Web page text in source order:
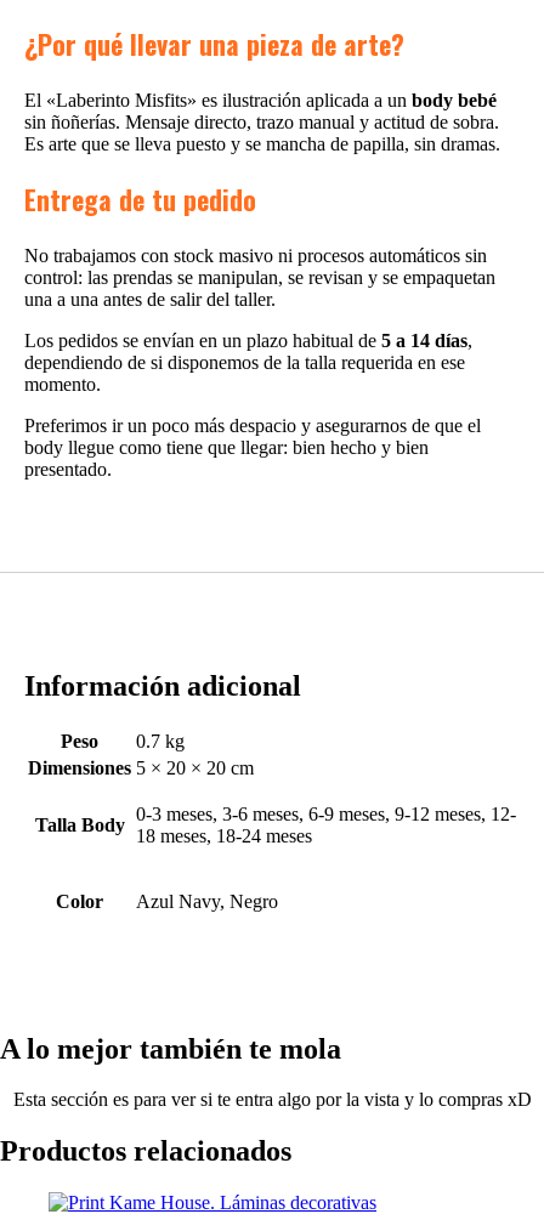
¿Por qué llevar una pieza de arte?
El «Laberinto Misfits» es ilustración aplicada a un body bebé
sin ñoñerías. Mensaje directo, trazo manual y actitud de sobra.
Es arte que se lleva puesto y se mancha de papilla, sin dramas.
Entrega de tu pedido
No trabajamos con stock masivo ni procesos automáticos sin
control: las prendas se manipulan, se revisan y se empaquetan
una a una antes de salir del taller.
Los pedidos se envían en un plazo habitual de 5 a 14 días,
dependiendo de si disponemos de la talla requerida en ese
momento.
Preferimos ir un poco más despacio y asegurarnos de que el
body llegue como tiene que llegar: bien hecho y bien
presentado.
Información adicional
Peso
0.7 kg
Dimensiones 5 × 20 × 20 cm
Talla Body
0-3 meses, 3-6 meses, 6-9 meses, 9-12 meses, 12-
18 meses, 18-24 meses
Color Azul Navy, Negro
A lo mejor también te mola
Esta sección es para ver si te entra algo por la vista y lo compras xD
Productos relacionados